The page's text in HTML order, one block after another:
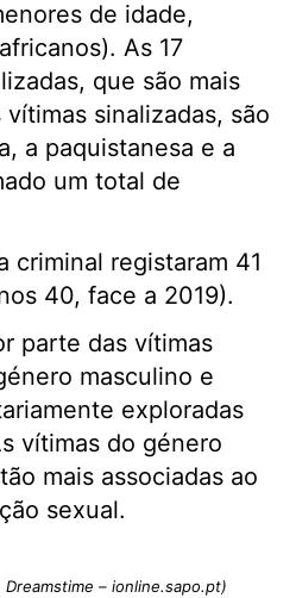
de idade,
As 17
que são mais
sinalizadas, são
a paquistanesa e a
um total de
criminal registaram 41
40, face a 2019).
parte das vítimas
masculino e
exploradas
vítimas do género
mais associadas ao
sexual.
– ionline.sapo.pt)